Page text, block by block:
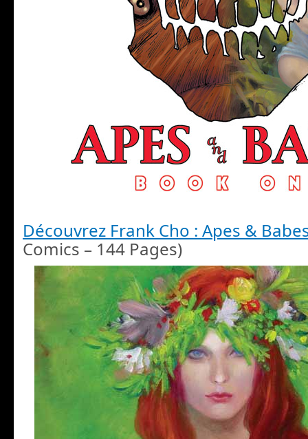
Découvrez Frank Cho : Apes &
Comics – 144 Pages)